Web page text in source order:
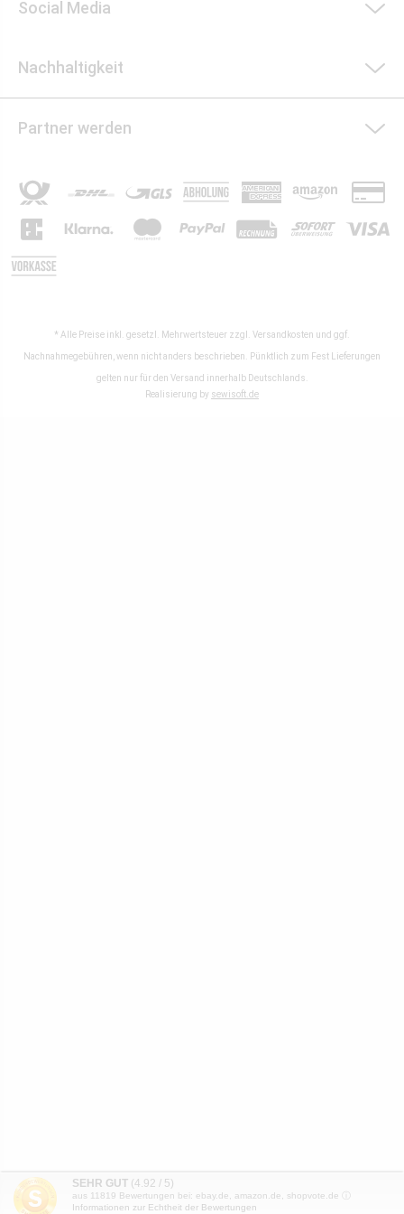
Social Media
Nachhaltigkeit
Partner werden
* Alle Preise inkl. gesetzl. Mehrwertsteuer zzgl. Versandkosten und ggf.
Nachnahmegebühren, wenn nicht anders beschrieben. Pünktlich zum Fest Lieferungen
gelten nur für den Versand innerhalb Deutschlands.
Realisierung by sewisoft.de
SEHR GUT (4.92 / 5)
aus 11819 Bewertungen bei: ebay.de, amazon.de, shopvote.de ⓘ
Informationen zur Echtheit der Bewertungen